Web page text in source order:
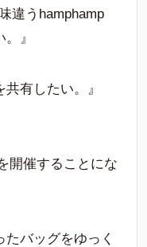
違うhamphamp
』
有したい。』
開催することにな
バッグをゆっく